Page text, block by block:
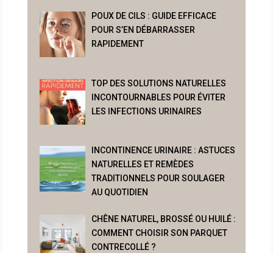
POUX DE CILS : GUIDE EFFICACE
POUR S’EN DÉBARRASSER
RAPIDEMENT
TOP DES SOLUTIONS NATURELLES
INCONTOURNABLES POUR ÉVITER
LES INFECTIONS URINAIRES
INCONTINENCE URINAIRE : ASTUCES
NATURELLES ET REMÈDES
TRADITIONNELS POUR SOULAGER
AU QUOTIDIEN
CHÊNE NATUREL, BROSSÉ OU HUILÉ :
COMMENT CHOISIR SON PARQUET
CONTRECOLLÉ ?